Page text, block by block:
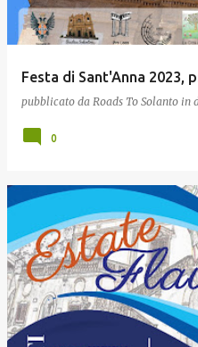
Festa di Sant'Anna 2023,
pubblicato da Roads To Solanto in
0